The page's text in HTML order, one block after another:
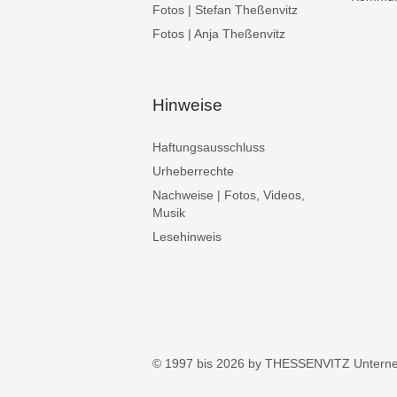
Fotos | Stefan Theßenvitz
Fotos | Anja Theßenvitz
Hinweise
Haftungsausschluss
Urheberrechte
Nachweise | Fotos, Videos,
Musik
Lesehinweis
© 1997 bis 2026 by THESSENVITZ